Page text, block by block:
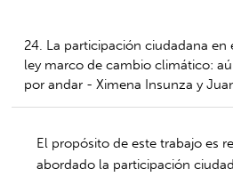
24. La participación ciudadana en
ley marco de cambio climático:
por andar - Ximena Insunza y
El propósito de este trabajo es
abordado la participación